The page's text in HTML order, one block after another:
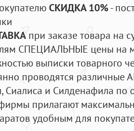
СКИДКА 10%-
при заказе товара на
СПЕЦИАЛЬНЫЕ цены на
выписки товарного
проводятся
Сиалиса и Силденафила по
прилагают
удобным для